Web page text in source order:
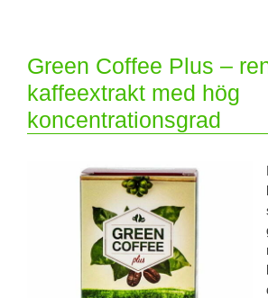
Green Coffee Plus –
kaffeextrakt med hög
koncentrationsgrad